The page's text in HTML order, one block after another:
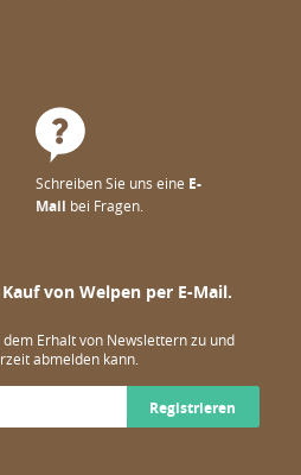
Schreiben Sie uns eine E-
Mail bei Fragen.
von Welpen per E-Mail.
Erhalt von Newslettern zu und
abmelden kann.
Registrieren